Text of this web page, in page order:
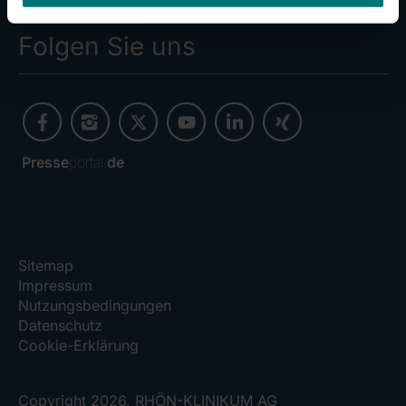
Folgen Sie uns
Presseportal. de
Sitemap
Impressum
Nutzungsbedingungen
Datenschutz
Cookie-Erklärung
Copyright 2026, RHÖN-KLINIKUM AG